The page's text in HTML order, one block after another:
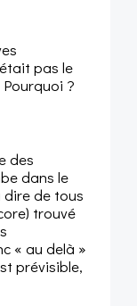
pas le
?
des
dans le
dire de tous
trouvé
« au delà »
prévisible,